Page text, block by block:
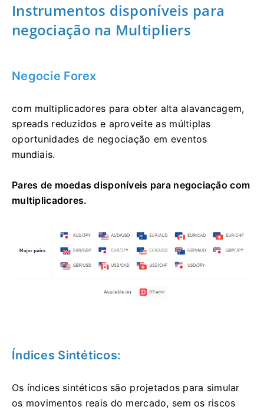
Instrumentos disponíveis para
negociação na Multipliers
Negocie Forex
com multiplicadores para obter alta alavancagem,
spreads reduzidos e aproveite as múltiplas
oportunidades de negociação em eventos
mundiais.
Pares de moedas disponíveis para negociação com
multiplicadores.
Índices Sintéticos:
Os índices sintéticos são projetados para simular
os movimentos reais do mercado, sem os riscos